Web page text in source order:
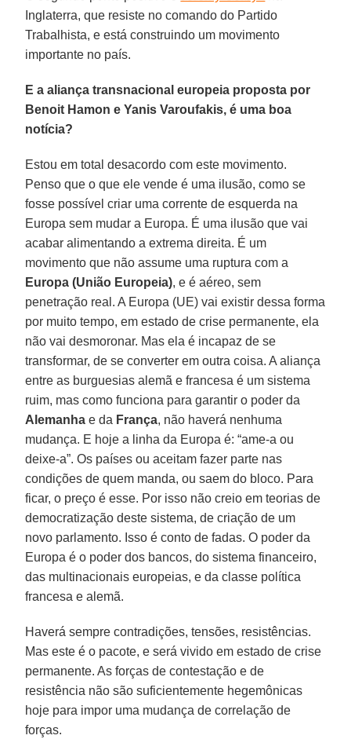
Inglaterra, que resiste no comando do Partido
Trabalhista, e está construindo um movimento
importante no país.
E a aliança transnacional europeia proposta por
Benoit Hamon e Yanis Varoufakis, é uma boa
notícia?
Estou em total desacordo com este movimento.
Penso que o que ele vende é uma ilusão, como se
fosse possível criar uma corrente de esquerda na
Europa sem mudar a Europa. É uma ilusão que vai
acabar alimentando a extrema direita. É um
movimento que não assume uma ruptura com a
Europa (União Europeia), e é aéreo, sem
penetração real. A Europa (UE) vai existir dessa forma
por muito tempo, em estado de crise permanente, ela
não vai desmoronar. Mas ela é incapaz de se
transformar, de se converter em outra coisa. A aliança
entre as burguesias alemã e francesa é um sistema
ruim, mas como funciona para garantir o poder da
Alemanha e da França, não haverá nenhuma
mudança. E hoje a linha da Europa é: “ame-a ou
deixe-a”. Os países ou aceitam fazer parte nas
condições de quem manda, ou saem do bloco. Para
ficar, o preço é esse. Por isso não creio em teorias de
democratização deste sistema, de criação de um
novo parlamento. Isso é conto de fadas. O poder da
Europa é o poder dos bancos, do sistema financeiro,
das multinacionais europeias, e da classe política
francesa e alemã.
Haverá sempre contradições, tensões, resistências.
Mas este é o pacote, e será vivido em estado de crise
permanente. As forças de contestação e de
resistência não são suficientemente hegemônicas
hoje para impor uma mudança de correlação de
forças.